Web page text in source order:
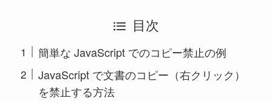
目次
簡単な JavaScript でのコピー禁止の例
JavaScript で文書のコピー（右クリック）
を禁止する方法